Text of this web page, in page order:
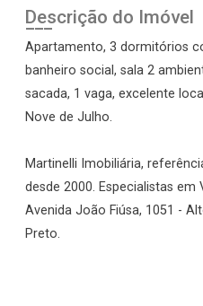
Descrição do Imóvel
Apartamento, 3 dormitórios
banheiro social, sala 2
sacada, 1 vaga, excelente
Nove de Julho.
Martinelli Imobiliária,
desde 2000. Especialistas em
Avenida João Fiúsa, 1051 -
Preto.